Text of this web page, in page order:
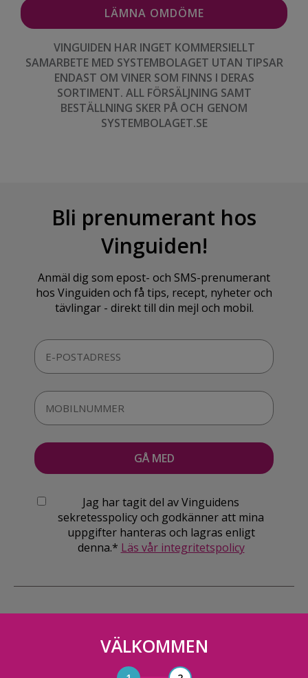
VINGUIDEN HAR INGET KOMMERSIELLT
SAMARBETE MED SYSTEMBOLAGET UTAN TIPSAR
ENDAST OM VINER SOM FINNS I DERAS
SORTIMENT. ALL FÖRSÄLJNING SAMT
BESTÄLLNING SKER PÅ OCH GENOM
SYSTEMBOLAGET.SE
Bli prenumerant hos
Vinguiden!
Anmäl dig som epost- och SMS-prenumerant
hos Vinguiden och få tips, recept, nyheter och
tävlingar - direkt till din mejl och mobil.
Jag har tagit del av Vinguidens
sekretesspolicy och godkänner att mina
uppgifter hanteras och lagras enligt
denna.* Läs vår integritetspolicy
VÄLKOMMEN